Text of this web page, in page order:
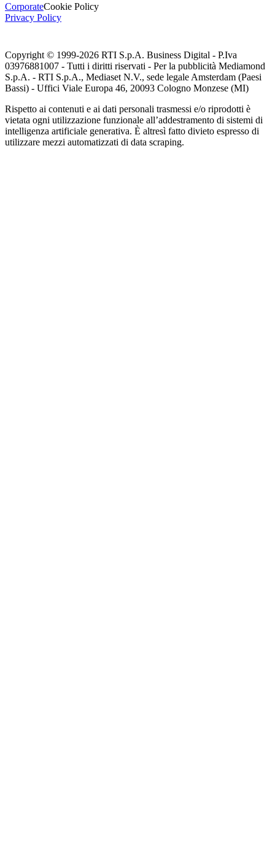
CorporateCookie Policy
Privacy Policy
Copyright © 1999-2026 RTI S.p.A. Business Digital - P.Iva
03976881007 - Tutti i diritti riservati - Per la pubblicità Mediamond
S.p.A. - RTI S.p.A., Mediaset N.V., sede legale Amsterdam (Paesi
Bassi) - Uffici Viale Europa 46, 20093 Cologno Monzese (MI)
Rispetto ai contenuti e ai dati personali trasmessi e/o riprodotti è
vietata ogni utilizzazione funzionale all’addestramento di sistemi di
intelligenza artificiale generativa. È altresì fatto divieto espresso di
utilizzare mezzi automatizzati di data scraping.